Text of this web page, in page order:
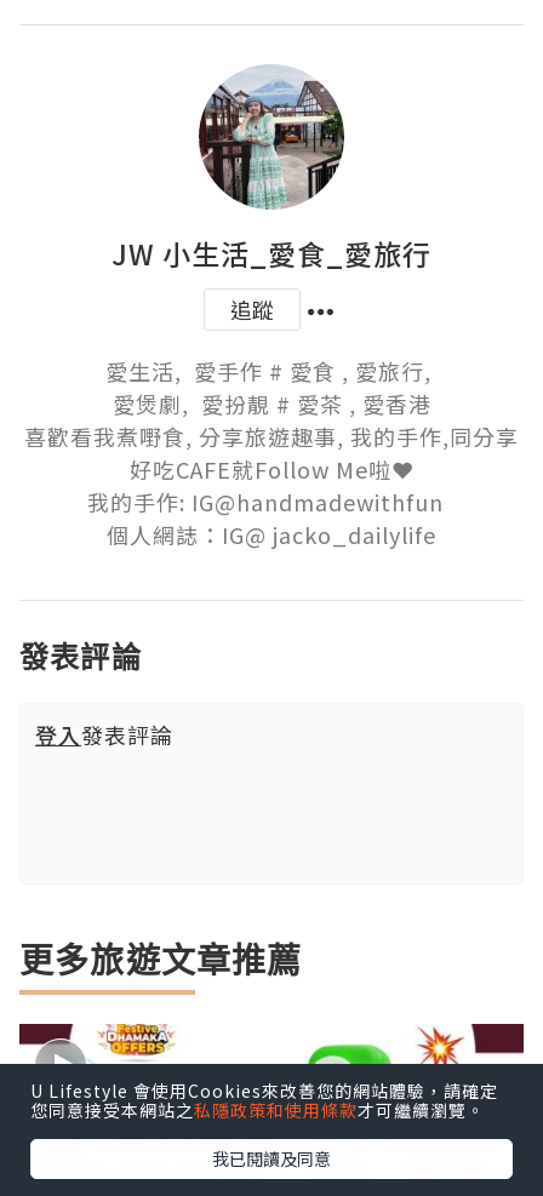
JW 小生活_愛食_愛旅行
追蹤
愛生活,  愛手作 # 愛食 , 愛旅行,
愛煲劇,  愛扮靚 # 愛茶 , 愛香港
喜歡看我煮嘢食, 分享旅遊趣事, 我的手作,同分享
好吃CAFE就Follow Me啦❤️
我的手作: IG@handmadewithfun
個人網誌：IG@ jacko_dailylife
發表評論
登入發表評論
更多旅遊文章推薦
U Lifestyle 會使用Cookies來改善您的網站體驗，請確定
您同意接受本網站之私隱政策和使用條款才可繼續瀏覽。
我已閱讀及同意